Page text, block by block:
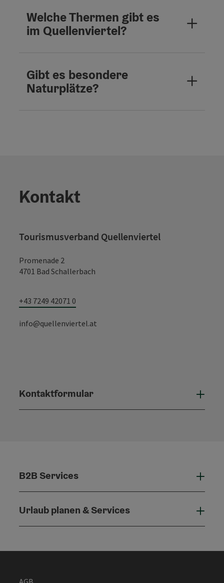
Welche Thermen gibt es
im Quellenviertel?
Gibt es besondere
Naturplätze?
Kontakt
Tourismusverband Quellenviertel
Promenade 2
4701 Bad Schallerbach
+43 7249 42071 0
info@quellenviertel.at
Kontaktformular
B2B Services
Urlaub planen & Services